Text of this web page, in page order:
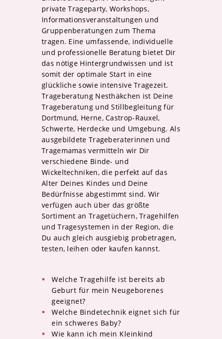
Welche Tragehilfe ist bereits ab
Geburt für mein Neugeborenes
geeignet?
Welche Bindetechnik eignet sich für
ein schweres Baby?
Wie kann ich mein Kleinkind